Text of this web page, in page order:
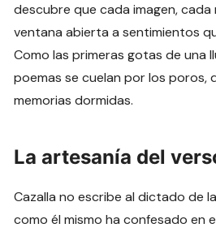
descubre que cada imagen, cada
ventana abierta a sentimientos
Como las primeras gotas de una
poemas se cuelan por los poros,
memorias dormidas.
La artesanía del
Cazalla no escribe al dictado de
como él mismo ha confesado en